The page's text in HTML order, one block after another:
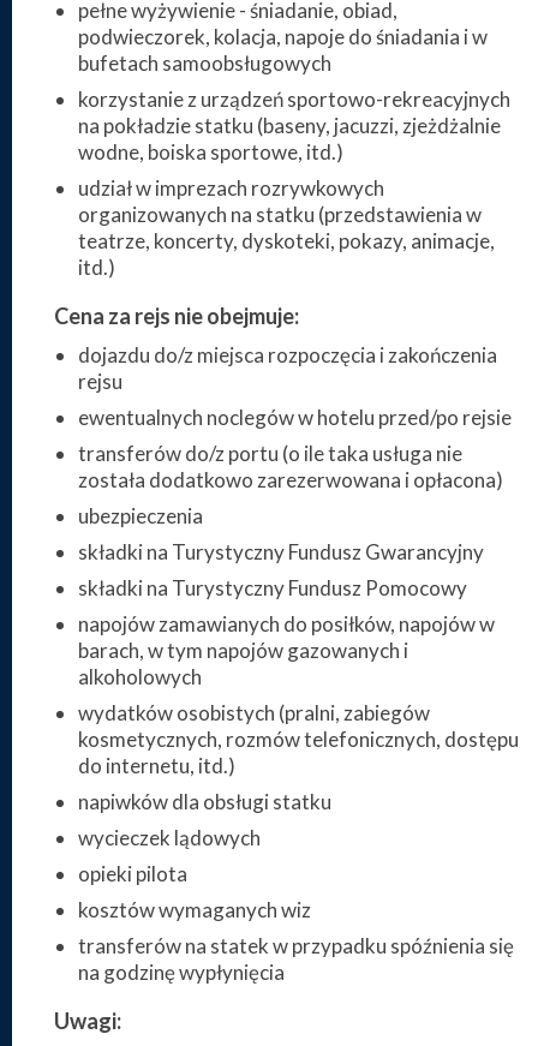
pełne wyżywienie - śniadanie, obiad,
podwieczorek, kolacja, napoje do śniadania i w
bufetach samoobsługowych
korzystanie z urządzeń sportowo-rekreacyjnych
na pokładzie statku (baseny, jacuzzi, zjeżdżalnie
wodne, boiska sportowe, itd.)
udział w imprezach rozrywkowych
organizowanych na statku (przedstawienia w
teatrze, koncerty, dyskoteki, pokazy, animacje,
itd.)
Cena za rejs nie obejmuje:
dojazdu do/z miejsca rozpoczęcia i zakończenia
rejsu
ewentualnych noclegów w hotelu przed/po rejsie
transferów do/z portu (o ile taka usługa nie
została dodatkowo zarezerwowana i opłacona)
ubezpieczenia
składki na Turystyczny Fundusz Gwarancyjny
składki na Turystyczny Fundusz Pomocowy
napojów zamawianych do posiłków, napojów w
barach, w tym napojów gazowanych i
alkoholowych
wydatków osobistych (pralni, zabiegów
kosmetycznych, rozmów telefonicznych, dostępu
do internetu, itd.)
napiwków dla obsługi statku
wycieczek lądowych
opieki pilota
kosztów wymaganych wiz
transferów na statek w przypadku spóźnienia się
na godzinę wypłynięcia
Uwagi: